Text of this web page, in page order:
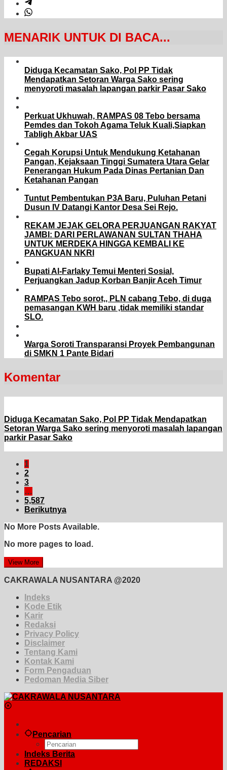
MENARIK UNTUK DI BACA...
Diduga Kecamatan Sako, Pol PP Tidak
Mendapatkan Setoran Warga Sako sering
menyoroti masalah lapangan parkir Pasar Sako
Perkuat Ukhuwah, RAMPAS 08 Tebo bersama
Pemdes dan Tokoh Agama Teluk Kuali,Siapkan
Tabligh Akbar UAS
Cegah Korupsi Untuk Mendukung Ketahanan
Pangan, Kejaksaan Tinggi Sumatera Utara Gelar
Penerangan Hukum Pada Dinas Pertanian Dan
Ketahanan Pangan
Tuntut Pembentukan P3A Baru, Puluhan Petani
Dusun IV Datangi Kantor Desa Sei Rejo.
REKAM JEJAK GELORA PERJUANGAN RAKYAT
JAMBI: DARI PERLAWANAN SULTAN THAHA
UNTUK MERDEKA HINGGA KEMBALI KE
PANGKUAN NKRI
Bupati Al-Farlaky Temui Menteri Sosial,
Perjuangkan Jadup Korban Banjir Aceh Timur
RAMPAS Tebo sorot,, PLN cabang Tebo, di duga
pemasangan KWH baru ,tidak memiliki standar
SLO.
Warga Soroti Transparansi Proyek Pembangunan
di SMKN 1 Pante Bidari
Komentar
Diduga Kecamatan Sako, Pol PP Tidak Mendapatkan
Setoran Warga Sako sering menyoroti masalah lapangan
parkir Pasar Sako
1
2
3
…
5,587
Berikutnya
No More Posts Available.
No more pages to load.
View More
CAKRAWALA NUSANTARA @2020
Indeks
Kode Etik
Karir
Redaksi
Privacy Policy
Disclaimer
Tentang Kami
Kontak Kami
Form Pengaduan
Pedoman Media Siber
Pencarian
Indeks Berita
REDAKSI